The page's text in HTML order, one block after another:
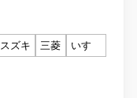
スズキ 三菱
いすゞ